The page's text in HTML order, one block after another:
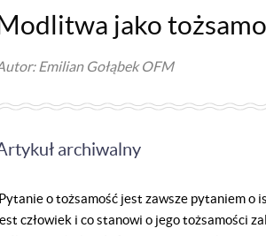
jako
Emilian Gołąbek OFM
archiwalny
o tożsamość jest zawsze pytaniem o
człowiek i co stanowi o jego tożsamości